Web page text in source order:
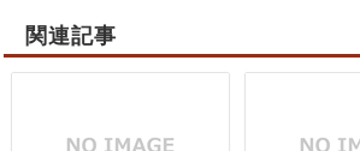
関連記事